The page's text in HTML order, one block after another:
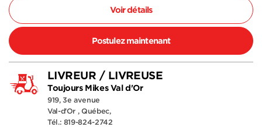
Voir détails
Postulez maintenant
LIVREUR / LIVREUSE
Toujours Mikes Val d'Or
919, 3e avenue
Val-d'Or , Québec,
Tél.: 819-824-2742